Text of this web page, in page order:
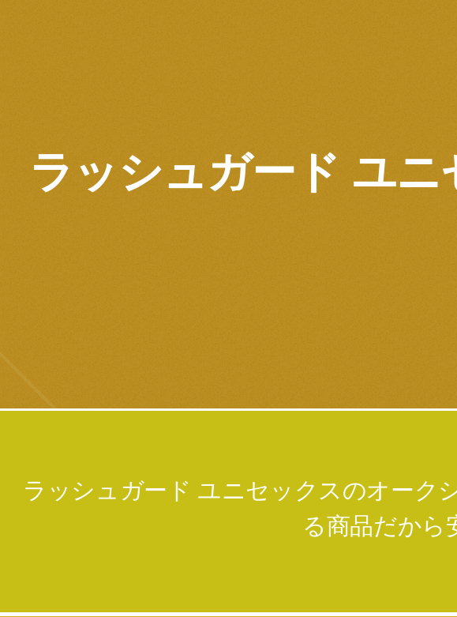
ラッシュガード ユ
ラッシュガード ユニセックスのオーク
る商品だから